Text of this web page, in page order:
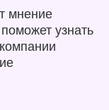
мнение
узнать